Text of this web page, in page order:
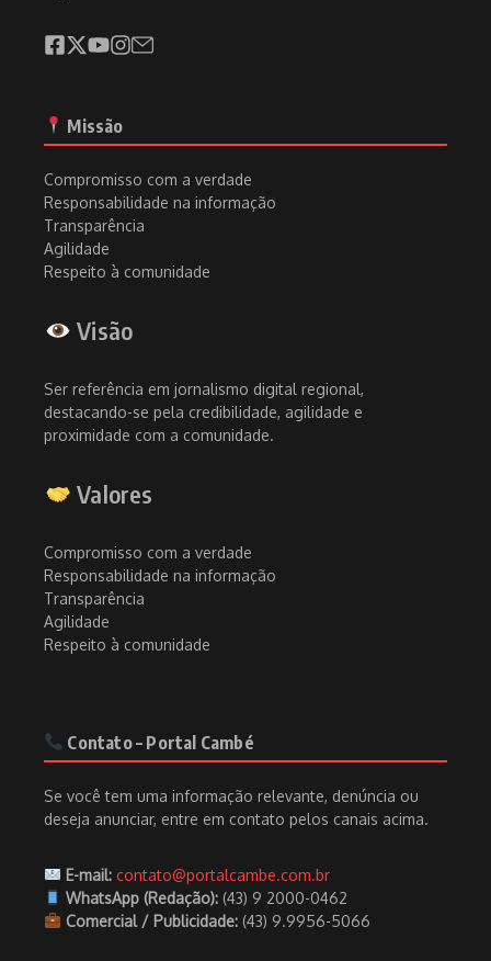
Missão
Compromisso com a verdade
Responsabilidade na informação
Transparência
Agilidade
Respeito à comunidade
Visão
Ser referência em jornalismo digital regional,
destacando-se pela credibilidade, agilidade e
proximidade com a comunidade.
Valores
Compromisso com a verdade
Responsabilidade na informação
Transparência
Agilidade
Respeito à comunidade
Contato – Portal Cambé
Se você tem uma informação relevante, denúncia ou
deseja anunciar, entre em contato pelos canais acima.
E-mail: contato@portalcambe.com.br
WhatsApp (Redação):(43) 9 2000-0462
Comercial / Publicidade:(43) 9.9956-5066